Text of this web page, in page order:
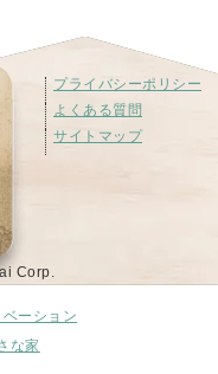
プライバシーポリシー
よくある質問
サイトマップ
Corp.
ベーション
な家